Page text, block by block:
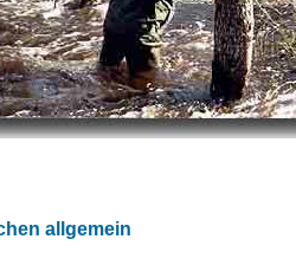
allgemein